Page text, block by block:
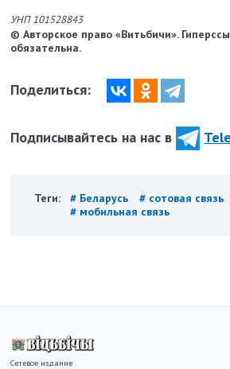
УНП 101528843
© Авторское право «Витьбичи».
обязательна.
Поделиться:
Подписывайтесь на нас в
Теги: # Беларусь # сотовая связь
# мобильная связь
Сетевое издание